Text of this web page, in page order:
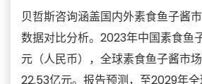
贝哲斯咨询涵盖国内外素食鱼子酱
数据对比分析。2023年中国素食鱼
元（人民币），全球素食鱼子酱市
22.53亿元。报告预测，至2029年